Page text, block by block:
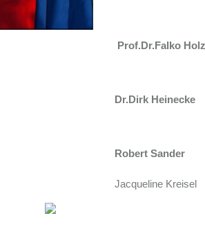
Prof.Dr.Falko Holz
Dr.Dirk Heinecke
Robert Sander
Jacqueline Kreisel